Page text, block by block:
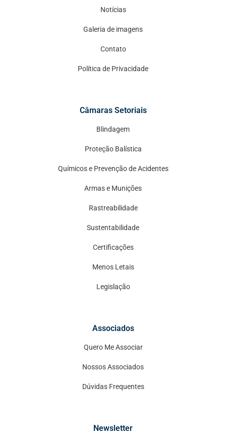
Notícias
Galeria de imagens
Contato
Política de Privacidade
Câmaras Setoriais
Blindagem
Proteção Balística
Químicos e Prevenção de Acidentes
Armas e Munições
Rastreabilidade
Sustentabilidade
Certificações
Menos Letais
Legislação
Associados
Quero Me Associar
Nossos Associados
Dúvidas Frequentes
Newsletter